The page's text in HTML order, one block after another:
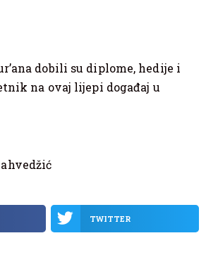
dobili su diplome, hedije i
na ovaj lijepi događaj u
TWITTER